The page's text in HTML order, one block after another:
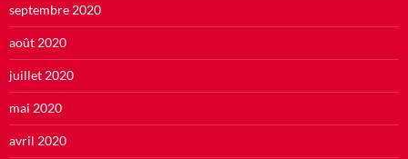
septembre 2020
août 2020
juillet 2020
mai 2020
avril 2020